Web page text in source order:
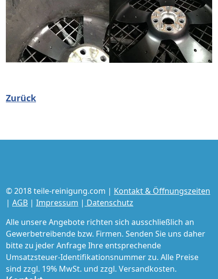
Zurück
© 2018 teile-reinigung.com | Kontakt & Öffnungszeiten
| AGB | Impressum | Datenschutz
Alle unsere Angebote richten sich ausschließlich an
Gewerbetreibende bzw. Firmen. Senden Sie uns daher
bitte zu jeder Anfrage Ihre entsprechende
Umsatzsteuer-Identifikationsnummer zu. Alle Preise
sind zzgl. 19% MwSt. und zzgl. Versandkosten.